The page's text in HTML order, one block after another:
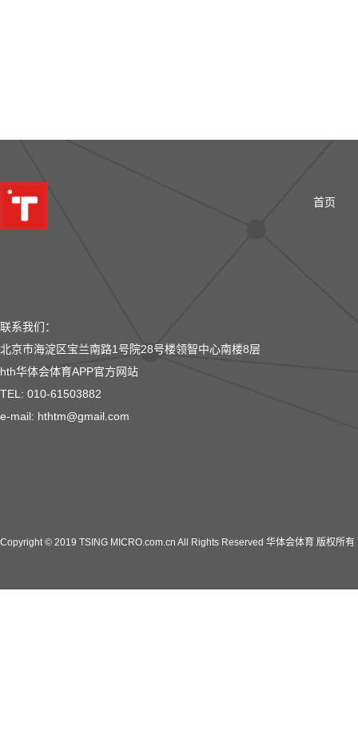
联系我们：
北京市海淀区宝兰南路1号院28号楼领智中心南楼8层
hth华体会体育APP官方网站
TEL: 010-61503882
e-mail: hthtm@gmail.com
首页
Copyright © 2019 TSING MICRO.com.cn All Rights Reserved 华体会体育 版权所有